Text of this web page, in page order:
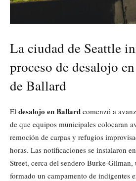
La ciudad de Seattle
proceso de desalojo
de Ballard
El desalojo en Ballard comenzó a
de que equipos municipales colocaran
remoción de carpas y refugios
horas. Las notificaciones se instalaron
Street, cerca del sendero Burke-Gilman,
formado un campamento de indigentes